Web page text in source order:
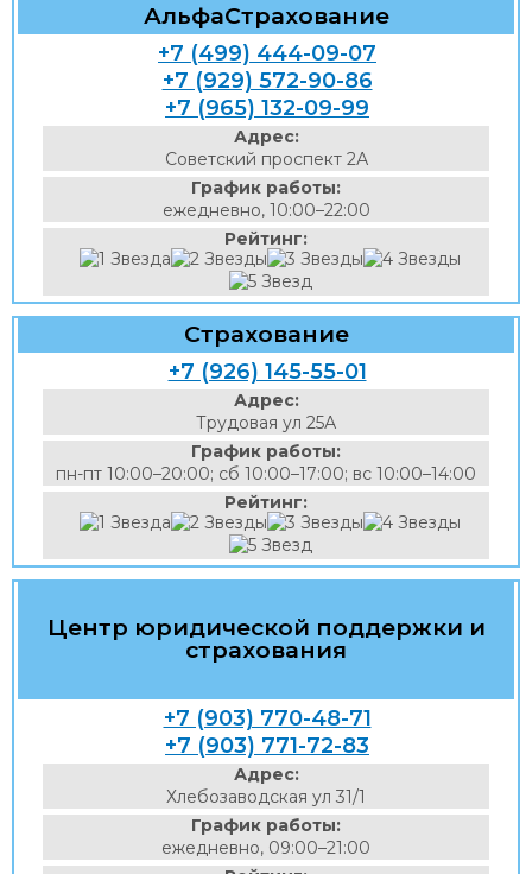
АльфаСтрахование
+7 (499) 444-09-07
+7 (929) 572-90-86
+7 (965) 132-09-99
Адрес:
Советский проспект 2А
График работы:
ежедневно, 10:00–22:00
Рейтинг:
Страхование
+7 (926) 145-55-01
Адрес:
Трудовая ул 25А
График работы:
пн-пт 10:00–20:00; сб 10:00–17:00; вс 10:00–14:00
Рейтинг:
Центр юридической поддержки и
страхования
+7 (903) 770-48-71
+7 (903) 771-72-83
Адрес:
Хлебозаводская ул 31/1
График работы:
ежедневно, 09:00–21:00